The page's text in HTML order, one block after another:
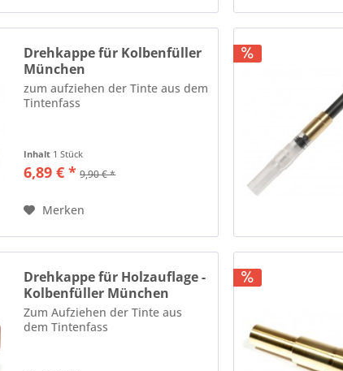
Drehkappe für Kolbenfüller
München
zum aufziehen der Tinte aus dem
Tintenfass
Inhalt 1 Stück
6,89 € * 9,90 € *
Merken
Drehkappe für Holzauflage -
Kolbenfüller München
Zum Aufziehen der Tinte aus
dem Tintenfass